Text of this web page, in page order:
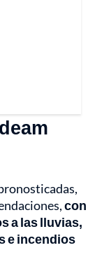
con
a las lluvias,
e incendios